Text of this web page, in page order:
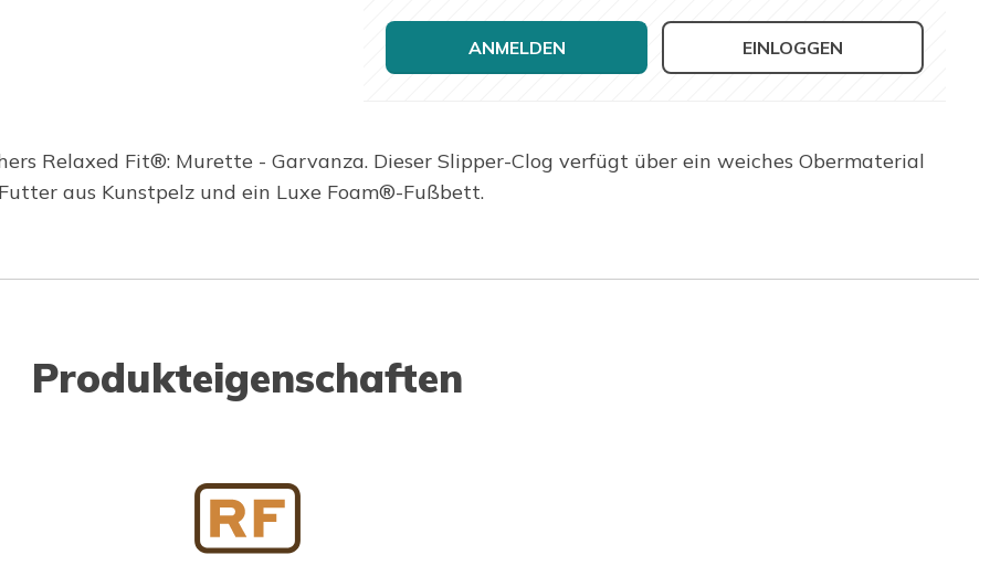
ANMELDEN EINLOGGEN
Relaxed Fit®: Murette - Garvanza. Dieser Slipper-Clog verfügt über ein weiches Obermaterial
aus Kunstpelz und ein Luxe Foam®-Fußbett.
Produkteigenschaften